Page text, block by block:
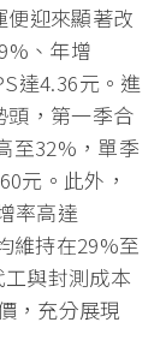
便迎來顯著改
、年增
達4.36元。進
頭，第一季合
至32%，單季
元。此外，
率高達
維持在29%至
與封測成本
，充分展現